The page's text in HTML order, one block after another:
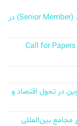
سمینار مجازی «مسیر ارتقاء به عضویت ارشد (Senior Member) در
Call for
در تحول اقتصاد و
بین‌المللی